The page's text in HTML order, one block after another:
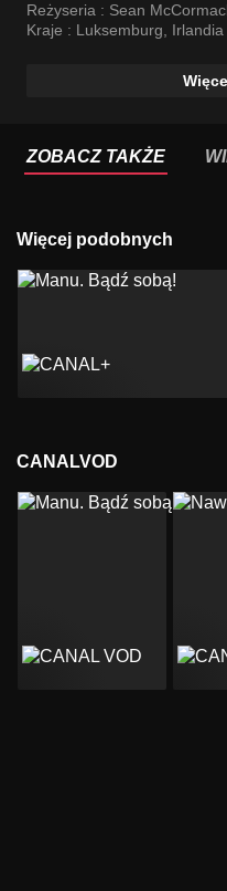
Reżyseria : Sean
Kraje : Luksemburg, Irlandia
ZOBACZ TAKŻE
Więcej podobnych
CANALVOD